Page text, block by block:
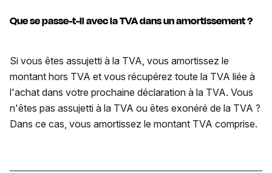
Que se passe-t-il avec la TVA dans un amortissement ?
Si vous êtes assujetti à la TVA, vous amortissez le
montant hors TVA et vous récupérez toute la TVA liée à
l'achat dans votre prochaine déclaration à la TVA. Vous
n'êtes pas assujetti à la TVA ou êtes exonéré de la TVA ?
Dans ce cas, vous amortissez le montant TVA comprise.